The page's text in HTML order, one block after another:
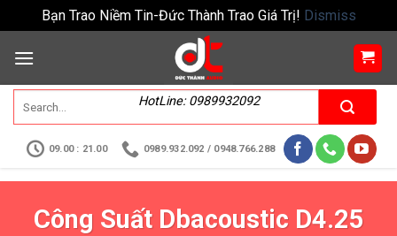
Bạn Trao Niềm Tin-Đức Thành Trao Giá Trị! Dismiss
HotLine: 0989932092
09.00 : 21.00 0989.932.092 / 0948.766.288
Công Suất Dbacoustic D4.25